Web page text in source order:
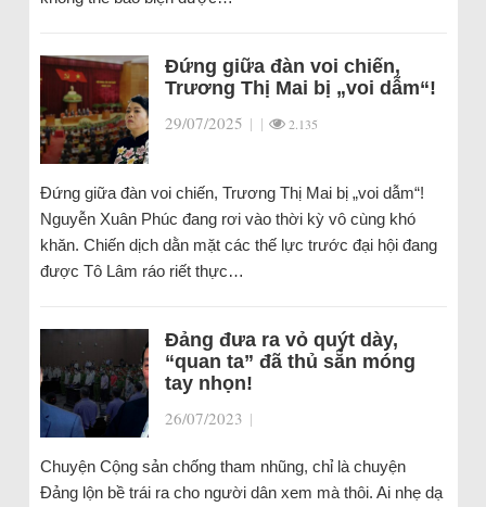
Đứng giữa đàn voi chiến,
Trương Thị Mai bị „voi dẫm“!
29/07/2025 | | 2.135
Đứng giữa đàn voi chiến, Trương Thị Mai bị „voi dẫm“!
Nguyễn Xuân Phúc đang rơi vào thời kỳ vô cùng khó
khăn. Chiến dịch dằn mặt các thế lực trước đại hội đang
được Tô Lâm ráo riết thực…
Đảng đưa ra vỏ quýt dày,
“quan ta” đã thủ sẵn móng
tay nhọn!
26/07/2023 |
Chuyện Cộng sản chống tham nhũng, chỉ là chuyện
Đảng lộn bề trái ra cho người dân xem mà thôi. Ai nhẹ dạ